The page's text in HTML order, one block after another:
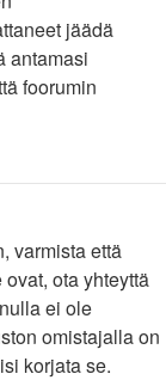
jäädä
antamasi
foorumin
varmista että
ota yhteyttä
ei ole
omistajalla on
korjata se.